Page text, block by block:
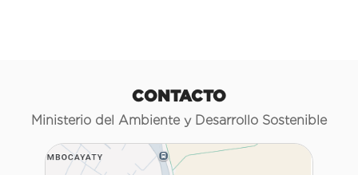
CONTACTO
Ministerio del Ambiente y Desarrollo Sostenible